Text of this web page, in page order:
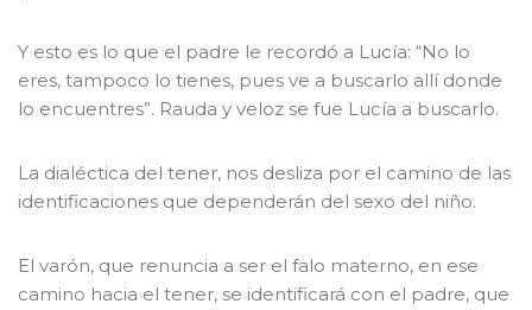
Y esto es lo que el padre le recordó a Lucía: “No lo
eres, tampoco lo tienes, pues ve a buscarlo allí donde
lo encuentres”. Rauda y veloz se fue Lucía a buscarlo.
La dialéctica del tener, nos desliza por el camino de las
identificaciones que dependerán del sexo del niño.
El varón, que renuncia a ser el falo materno, en ese
camino hacia el tener, se identificará con el padre, que